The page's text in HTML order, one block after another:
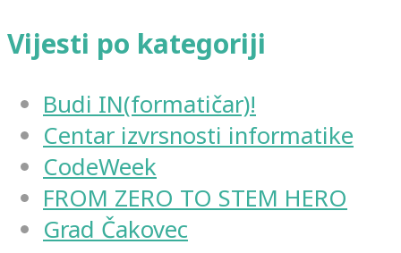
Vijesti po kategoriji
Budi IN(formatičar)!
Centar izvrsnosti informatike
CodeWeek
FROM ZERO TO STEM HERO
Grad Čakovec